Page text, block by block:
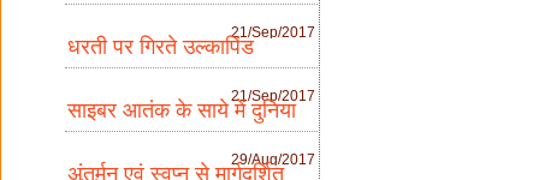
21/Sep/2017
धरती पर गिरते उल्कापिंड
21/Sep/2017
साइबर आतंक के साये में दुनिया
29/Aug/2017
अंतर्मन एवं स्वप्न से मार्गदर्शित